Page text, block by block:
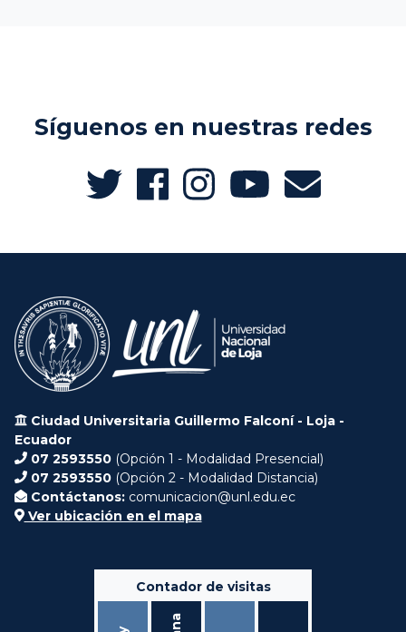
Síguenos en nuestras redes
Ciudad Universitaria Guillermo Falconí - Loja -
Ecuador
07 2593550 (Opción 1 - Modalidad Presencial)
07 2593550 (Opción 2 - Modalidad Distancia)
Contáctanos: comunicacion@unl.edu.ec
Ver ubicación en el mapa
Contador de visitas